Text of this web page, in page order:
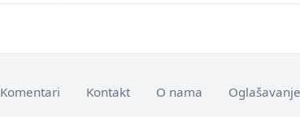
Komentari Kontakt O nama Oglašavanje